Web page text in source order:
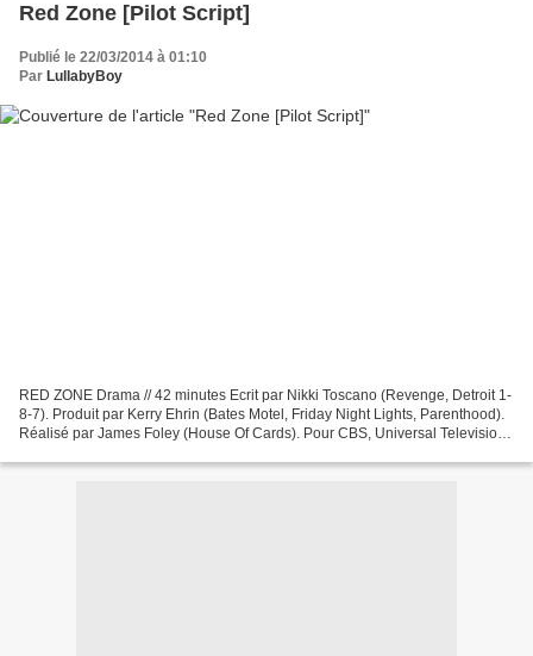
Red Zone [Pilot Script]
Publié le 22/03/2014 à 01:10
Par LullabyBoy
RED ZONE Drama // 42 minutes Ecrit par Nikki Toscano (Revenge, Detroit 1-
8-7). Produit par Kerry Ehrin (Bates Motel, Friday Night Lights, Parenthood).
Réalisé par James Foley (House Of Cards). Pour CBS, Universal Television